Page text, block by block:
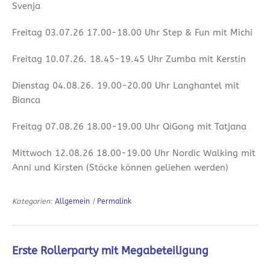
Svenja
Freitag 03.07.26 17.00-18.00 Uhr Step & Fun mit Michi
Freitag 10.07.26. 18.45-19.45 Uhr Zumba mit Kerstin
Dienstag 04.08.26. 19.00-20.00 Uhr Langhantel mit
Bianca
Freitag 07.08.26 18.00-19.00 Uhr QiGong mit Tatjana
Mittwoch 12.08.26 18.00-19.00 Uhr Nordic Walking mit
Anni und Kirsten (Stöcke können geliehen werden)
Kategorien: Allgemein | Permalink
Erste Rollerparty mit Megabeteiligung